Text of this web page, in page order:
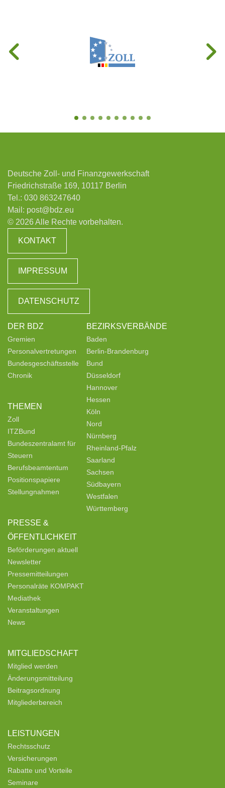
Deutsche Zoll- und Finanzgewerkschaft
Friedrichstraße 169, 10117 Berlin
Tel.: 030 863247640
Mail: post@bdz.eu
© 2026 Alle Rechte vorbehalten.
KONTAKT
IMPRESSUM
DATENSCHUTZ
DER BDZ
Gremien
Personalvertretungen
Bundesgeschäftsstelle
Chronik
THEMEN
Zoll
ITZBund
Bundeszentralamt für
Steuern
Berufsbeamtentum
Positionspapiere
Stellungnahmen
PRESSE &
ÖFFENTLICHKEIT
Beförderungen aktuell
Newsletter
Pressemitteilungen
Personalräte KOMPAKT
Mediathek
Veranstaltungen
News
MITGLIEDSCHAFT
Mitglied werden
Änderungsmitteilung
Beitragsordnung
Mitgliederbereich
LEISTUNGEN
Rechtsschutz
Versicherungen
Rabatte und Vorteile
Seminare
BEZIRKSVERBÄNDE
Baden
Berlin-Brandenburg
Bund
Düsseldorf
Hannover
Hessen
Köln
Nord
Nürnberg
Rheinland-Pfalz
Saarland
Sachsen
Südbayern
Westfalen
Württemberg